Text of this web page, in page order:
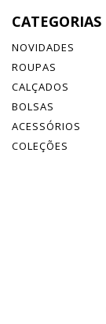
CATEGORIAS
NOVIDADES
ROUPAS
CALÇADOS
BOLSAS
ACESSÓRIOS
COLEÇÕES